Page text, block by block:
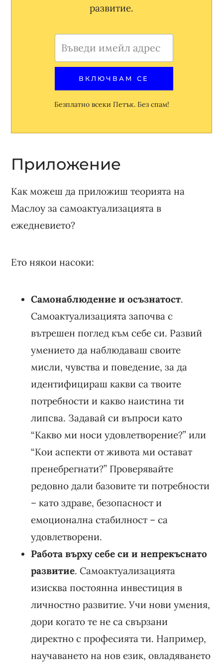
развитие.
Безплатно всеки Петък. Без спам!
Приложение
Как можеш да приложиш теорията на
Маслоу за самоактуализацията в
ежедневието?
Ето някои насоки:
Самонаблюдение и осъзнатост.
Самоактуализацията започва с
вътрешен поглед към себе си. Развий
умението да наблюдаваш своите
мисли, чувства и поведение, за да
идентифицираш какви са твоите
потребности и какво наистина ти
липсва. Задавай си въпроси като
“Какво ми носи удовлетворение?” или
“Кои аспекти от живота ми остават
пренебрегнати?” Проверявайте
редовно дали базовите ти потребности
– като здраве, безопасност и
емоционална стабилност – са
удовлетворени.
Работа върху себе си и непрекъснато
развитие. Самоактуализацията
изисква постоянна инвестиция в
личностно развитие. Учи нови умения,
дори когато те не са свързани
директно с професията ти. Например,
научаването на нов език, овладяването